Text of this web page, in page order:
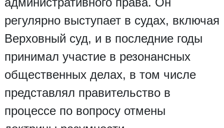
регулярно выступает в судах, включая
Верховный суд, и в последние годы
принимал участие в резонансных
общественных делах, в том числе
представлял правительство в
процессе по вопросу отмены